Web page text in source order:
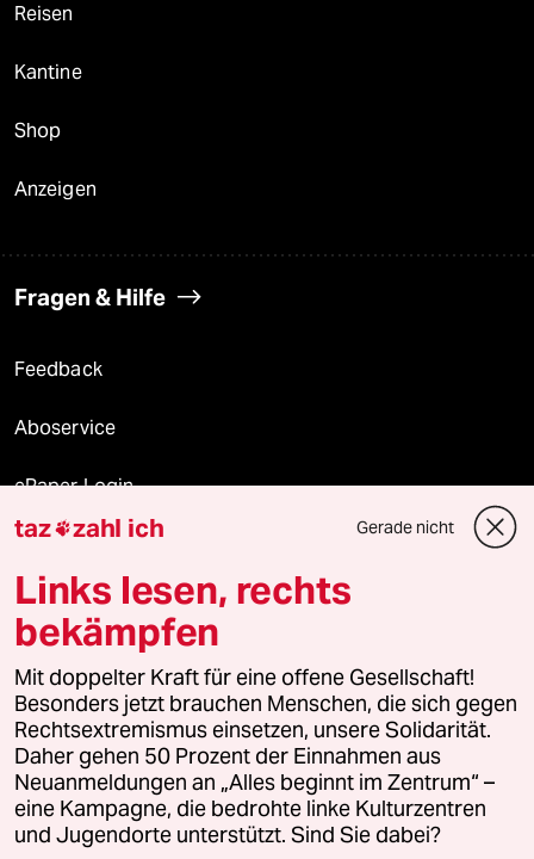
Reisen
Kantine
Shop
Anzeigen
Fragen & Hilfe
Feedback
Aboservice
ePaper Login
Downloads für Abonnierende
© 2026 taz Verlags und Vertriebs GmbH
Alle Rechte vorbehalten. Bei rechtlichen Fragen oder für Genehmigungen
wenden Sie sich bitte an
lizenzen@taz.de
Feedback Redaktionsstatut Kommune-Richtlinien
Leitlinie Informant Datenschutz Impressum AGB
taz zahl ich Gerade nicht
Links lesen, rechts
bekämpfen
Mit doppelter Kraft für eine offene Gesellschaft!
Besonders jetzt brauchen Menschen, die sich gegen
Rechtsextremismus einsetzen, unsere Solidarität.
Daher gehen 50 Prozent der Einnahmen aus
Neuanmeldungen an „Alles beginnt im Zentrum“ –
eine Kampagne, die bedrohte linke Kulturzentren
und Jugendorte unterstützt. Sind Sie dabei?